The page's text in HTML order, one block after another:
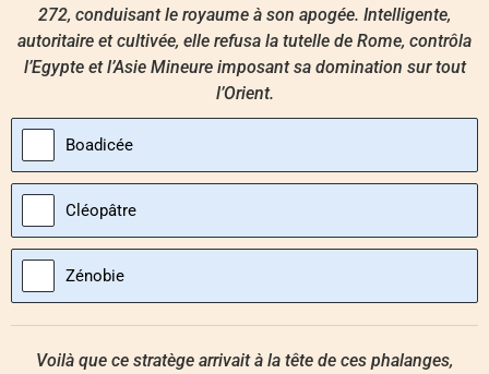
272, conduisant le royaume à son apogée. Intelligente,
autoritaire et cultivée, elle refusa la tutelle de Rome, contrôla
l’Egypte et l’Asie Mineure imposant sa domination sur tout
l’Orient.
Boadicée
Cléopâtre
Zénobie
Voilà que ce stratège arrivait à la tête de ces phalanges,